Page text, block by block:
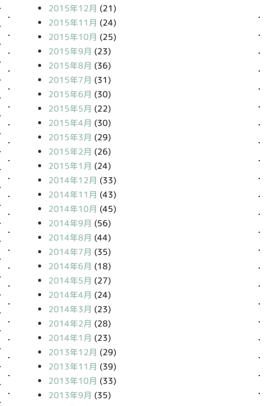
2015年12月 (21)
2015年11月 (24)
2015年10月 (25)
2015年9月 (23)
2015年8月 (36)
2015年7月 (31)
2015年6月 (30)
2015年5月 (22)
2015年4月 (30)
2015年3月 (29)
2015年2月 (26)
2015年1月 (24)
2014年12月 (33)
2014年11月 (43)
2014年10月 (45)
2014年9月 (56)
2014年8月 (44)
2014年7月 (35)
2014年6月 (18)
2014年5月 (27)
2014年4月 (24)
2014年3月 (23)
2014年2月 (28)
2014年1月 (23)
2013年12月 (29)
2013年11月 (39)
2013年10月 (33)
2013年9月 (35)